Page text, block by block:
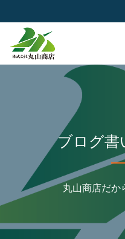
ン
ブログ書
丸山商店だか